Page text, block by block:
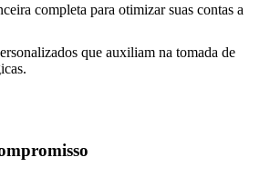
completa para otimizar suas contas a
que auxiliam na tomada de